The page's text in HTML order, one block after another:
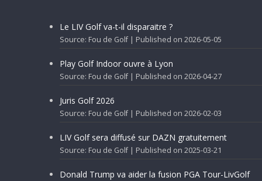
Le LIV Golf va-t-il disparaitre ?
Source: Fou de Golf Published on 2026-05-05
Play Golf Indoor ouvre à Lyon
Source: Fou de Golf Published on 2026-04-27
Juris Golf 2026
Source: Fou de Golf Published on 2026-02-03
LIV Golf sera diffusé sur DAZN gratuitement
Source: Fou de Golf Published on 2025-03-21
Donald Trump va aider la fusion PGA Tour-LivGolf